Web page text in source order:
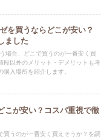
を買うならどこが安い？
ました
場合、どこで買うのが一番安く買
段以外のメリット・デメリットも考
入場所を紹介します。
こが安い？コスパ重視で徹
買うのが一番安く買えそうか？を調